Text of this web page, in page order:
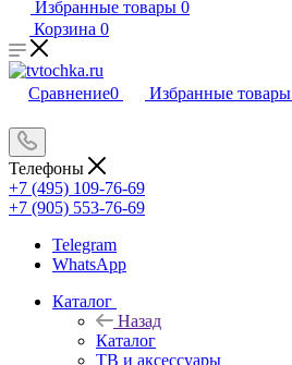
Избранные товары 0
Корзина 0
Сравнение0 Избранные товары
Телефоны
+7 (495) 109-76-69
+7 (905) 553-76-69
Telegram
WhatsApp
Каталог
Назад
Каталог
ТВ и аксессуары